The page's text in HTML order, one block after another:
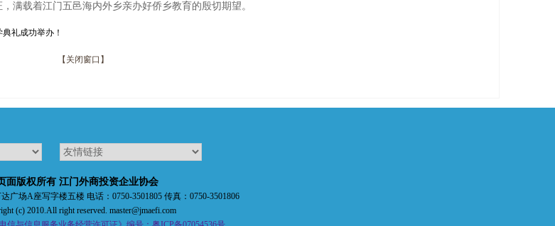
满载着江门五邑海内外乡亲办好侨乡教育的殷切期望。
礼成功举办！
【关闭窗口】
面版权所有 江门外商投资企业协会
广场A座写字楼五楼 电话：0750-3501805 传真：0750-3501806
(c) 2010.All right reserved. master@jmaefi.com